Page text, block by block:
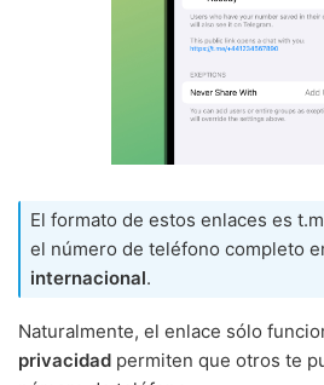
El formato de estos enlaces es
el número de teléfono completo
internacional.
Naturalmente, el enlace sólo
privacidad permiten que otros te